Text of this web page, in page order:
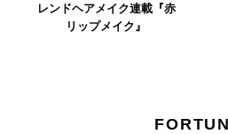
レンドヘアメイク連載『赤
リップメイク』